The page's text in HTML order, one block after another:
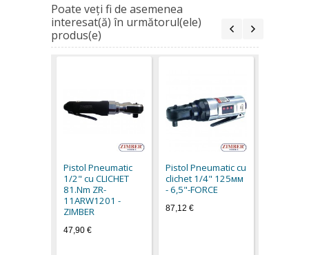
Poate veţi fi de asemenea
interesat(ă) în următorul(ele)
produs(e)
Pistol Pneumatic
1/2" cu CLICHET
81.Nm ZR-
11ARW1201 -
ZIMBER
47,90 €
Pistol Pneumatic cu
clichet 1/4" 125мм
- 6,5"-FORCE
87,12 €